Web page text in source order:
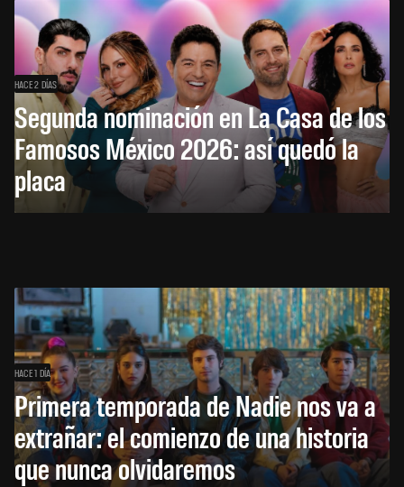
HACE 2 DÍAS
Segunda nominación en La Casa de los
Famosos México 2026: así quedó la
placa
HACE 1 DÍA
Primera temporada de Nadie nos va a
extrañar: el comienzo de una historia
que nunca olvidaremos